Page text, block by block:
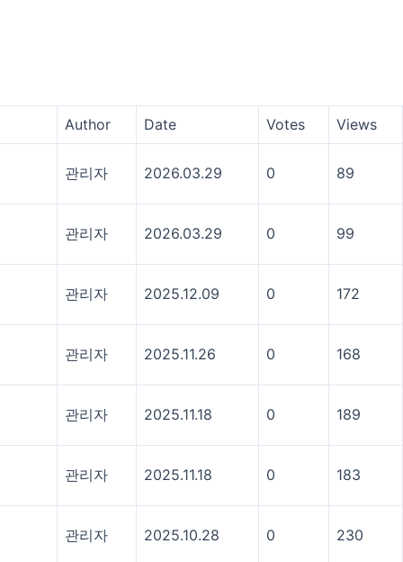
Author Date Votes Views
관리자 2026.03.29 0 89
관리자 2026.03.29 0 99
관리자 2025.12.09 0 172
관리자 2025.11.26 0 168
관리자 2025.11.18 0 189
관리자 2025.11.18 0 183
관리자 2025.10.28 0 230